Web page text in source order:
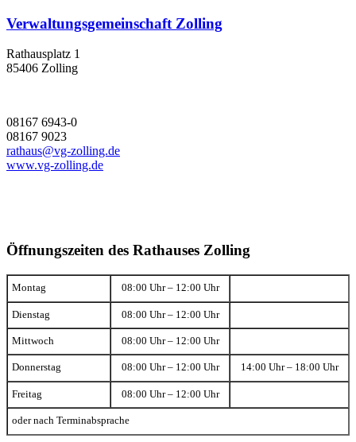
Verwaltungsgemeinschaft Zolling
Rathausplatz 1
85406 Zolling
08167 6943-0
08167 9023
rathaus@vg-zolling.de
www.vg-zolling.de
Öffnungszeiten des Rathauses Zolling
Montag 08:00 Uhr – 12:00 Uhr
Dienstag 08:00 Uhr – 12:00 Uhr
Mittwoch 08:00 Uhr – 12:00 Uhr
Donnerstag 08:00 Uhr – 12:00 Uhr 14:00 Uhr – 18:00 Uhr
Freitag 08:00 Uhr – 12:00 Uhr
oder nach Terminabsprache